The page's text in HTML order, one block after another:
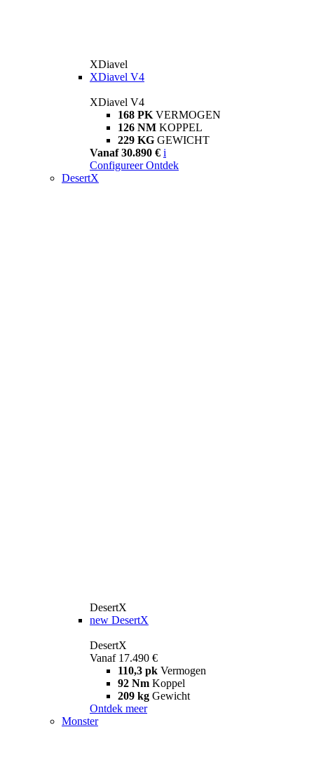
XDiavel
XDiavel V4
XDiavel V4
168 PK VERMOGEN
126 NM KOPPEL
229 KG GEWICHT
Vanaf 30.890 € i
Configureer Ontdek
DesertX
DesertX
new DesertX
DesertX
Vanaf 17.490 €
110,3 pk Vermogen
92 Nm Koppel
209 kg Gewicht
Ontdek meer
Monster